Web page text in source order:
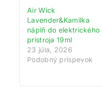
Air Wick
Lavender&Kamilka
náplň do elektrického
prístroja 19ml
23 júla, 2026
Podobný príspevok